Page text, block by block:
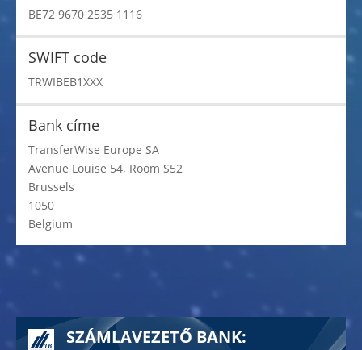
BE72 9670 2535 1116
SWIFT code
TRWIBEB1XXX
Bank címe
TransferWise Europe SA
Avenue Louise 54, Room S52
Brussels
1050
Belgium
SZÁMLAVEZETŐ BANK: